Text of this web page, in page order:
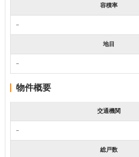
容積率
－
地目
－
物件概要
交通機関
－
総戸数